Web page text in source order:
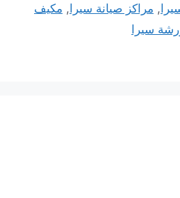
, مراكز صيانة سيرا, مكيف
سيرا